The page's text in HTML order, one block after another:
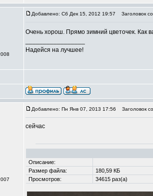
Добавлено: Сб Дек 15, 2012 19:57 Заголовок
Очень хорош. Прямо зимний цветочек. Как
Надейся на лучшее!
Добавлено: Пн Янв 07, 2013 17:56 Заголовок
сейчас
Описание:
Размер файла:
180,59 КБ
Просмотров:
34615 раз(а)